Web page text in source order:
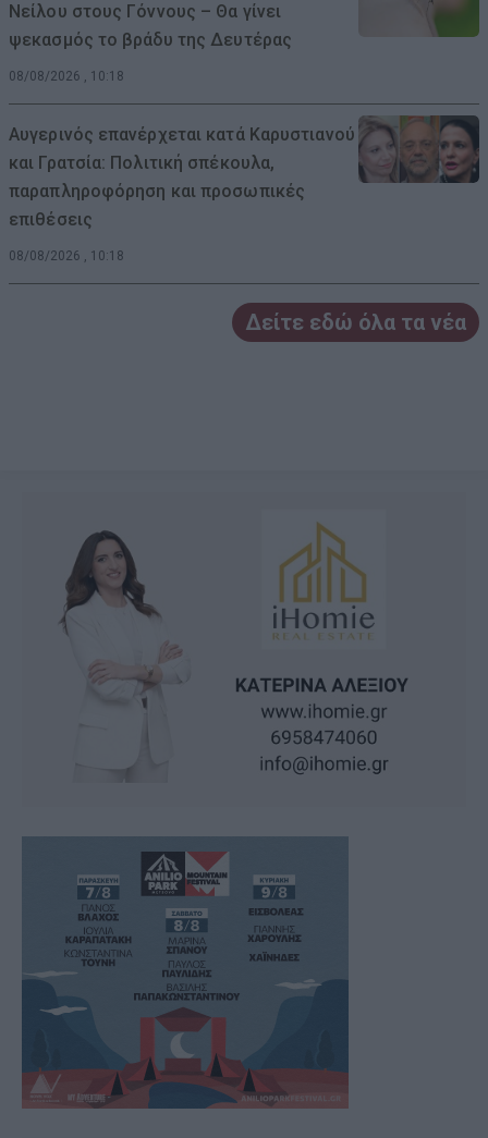
Νείλου στους Γόννους – Θα γίνει
ψεκασμός το βράδυ της Δευτέρας
08/08/2026 , 10:18
Αυγερινός επανέρχεται κατά Καρυστιανού
και Γρατσία: Πολιτική σπέκουλα,
παραπληροφόρηση και προσωπικές
επιθέσεις
08/08/2026 , 10:18
Δείτε εδώ όλα τα νέα